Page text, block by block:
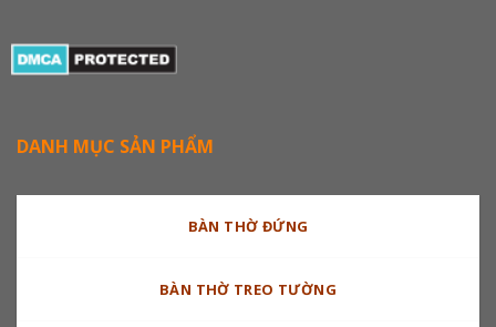
DANH MỤC SẢN PHẨM
BÀN THỜ ĐỨNG
BÀN THỜ TREO TƯỜNG